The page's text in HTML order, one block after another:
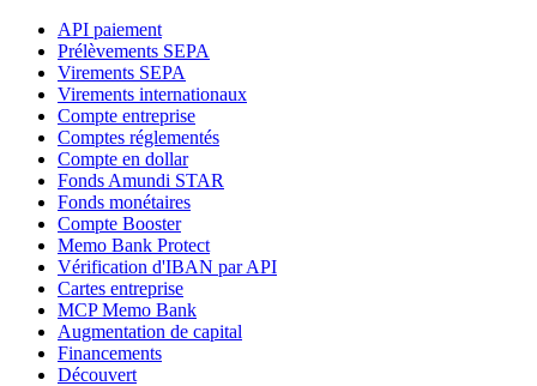
API paiement
Prélèvements SEPA
Virements SEPA
Virements internationaux
Compte entreprise
Comptes réglementés
Compte en dollar
Fonds Amundi STAR
Fonds monétaires
Compte Booster
Memo Bank Protect
Vérification d'IBAN par API
Cartes entreprise
MCP Memo Bank
Augmentation de capital
Financements
Découvert